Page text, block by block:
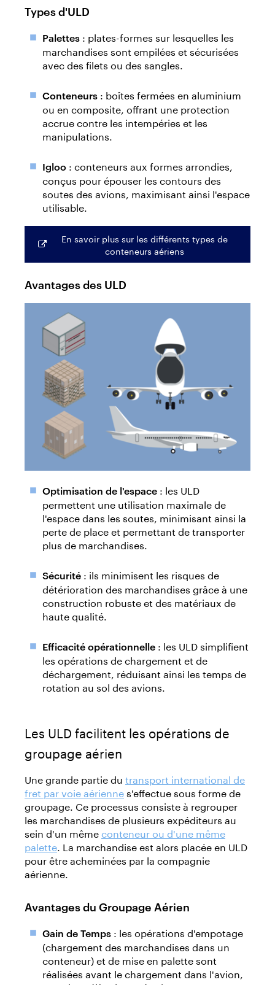
Types d'ULD
Palettes: plates-formes sur lesquelles les
marchandises sont empilées et sécurisées
avec des filets ou des sangles.
Conteneurs: boîtes fermées en aluminium
ou en composite, offrant une protection
accrue contre les intempéries et les
manipulations.
Igloo: conteneurs aux formes arrondies,
conçus pour épouser les contours des
soutes des avions, maximisant ainsi l'espace
utilisable.
En savoir plus sur les différents types de
conteneurs aériens
Avantages des ULD
Optimisation de l'espace: les ULD
permettent une utilisation maximale de
l'espace dans les soutes, minimisant ainsi la
perte de place et permettant de transporter
plus de marchandises.
Sécurité: ils minimisent les risques de
détérioration des marchandises grâce à une
construction robuste et des matériaux de
haute qualité.
Efficacité opérationnelle: les ULD simplifient
les opérations de chargement et de
déchargement, réduisant ainsi les temps de
rotation au sol des avions.
Les ULD facilitent les opérations de
groupage aérien
Une grande partie du transport international de
fret par voie aériennes'effectue sous forme de
groupage. Ce processus consiste à regrouper
les marchandises de plusieurs expéditeurs au
sein d'un même conteneur ou d'une même
palette . La marchandise est alors placée en ULD
pour être acheminées par la compagnie
aérienne.
Avantages du Groupage Aérien
Gain de Temps: les opérations d'empotage
(chargement des marchandises dans un
conteneur) et de mise en palette sont
réalisées avant le chargement dans l'avion,